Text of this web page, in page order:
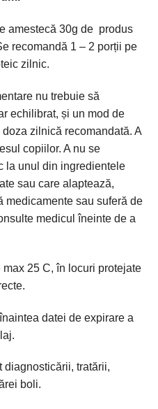
amestecă 30g de produs
recomandă 1 – 2 porții pe
zilnic.
nu trebuie să
echilibrat, și un mod de
zilnică recomandată. A
copiilor. A nu se
la unul din ingredientele
sau care alaptează,
medicamente sau suferă de
medicul îneinte de a
25 C, în locuri protejate
datei de expirare a
diagnosticării, tratării,
boli.